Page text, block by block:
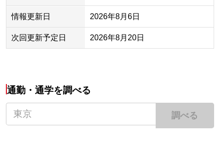
情報更新日 2026年8月6日
次回更新予定日 2026年8月20日
通勤・通学を調べる
調べる